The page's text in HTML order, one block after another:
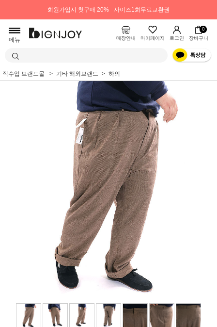
회원가입시 첫구매 20% 사이즈1회무료교환권
메뉴 매장안내 마이페이지 로그인
0
장바구니
직수입 브랜드몰 기타 해외브랜드 하의